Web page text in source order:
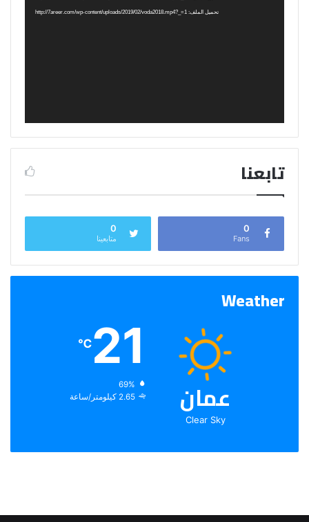
تحميل الملف: http://7areer.com/wp-content/uploads/2019/02/voda2018.mp4?_=1
تابعنا
0
Fans
0
متابعينا
Weather
عمان
Clear Sky
21
℃
الرطوبة:
الرياح:2.65 كيلومتر/ساعة